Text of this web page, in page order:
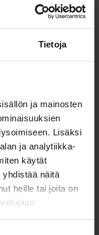
Tietoja
ja mainosten
Lisäksi
ja analytiikka-
käytät
näitä
heille tai joita on